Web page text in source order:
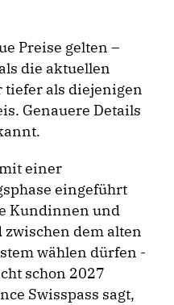
Preise gelten –
die aktuellen
tiefer als diejenigen
Genauere Details
einer
eingeführt
Kundinnen und
dem alten
wählen dürfen -
schon 2027
Swisspass sagt,